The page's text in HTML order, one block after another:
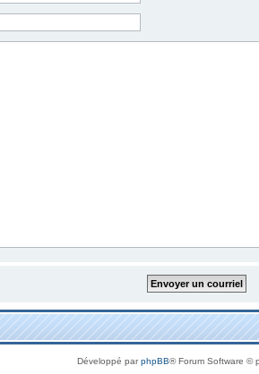
Développé parphpBB® Forum Software ©